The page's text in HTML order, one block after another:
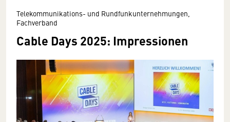
Telekommunikations- und Rundfunkunternehmungen,
Fachverband
Cable Days 2025: Impressionen